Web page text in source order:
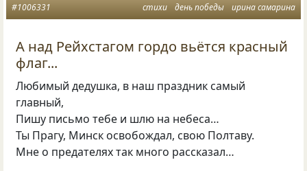
стихи день победы ирина самарина
#1006331
А над Рейхстагом гордо вьётся красный
флаг...
Любимый дедушка, в наш праздник самый
главный,
Пишу письмо тебе и шлю на небеса…
Ты Прагу, Минск освобождал, свою Полтаву.
Мне о предателях так много рассказал…